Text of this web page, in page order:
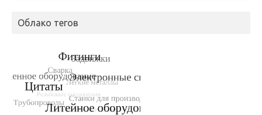
Облако тегов